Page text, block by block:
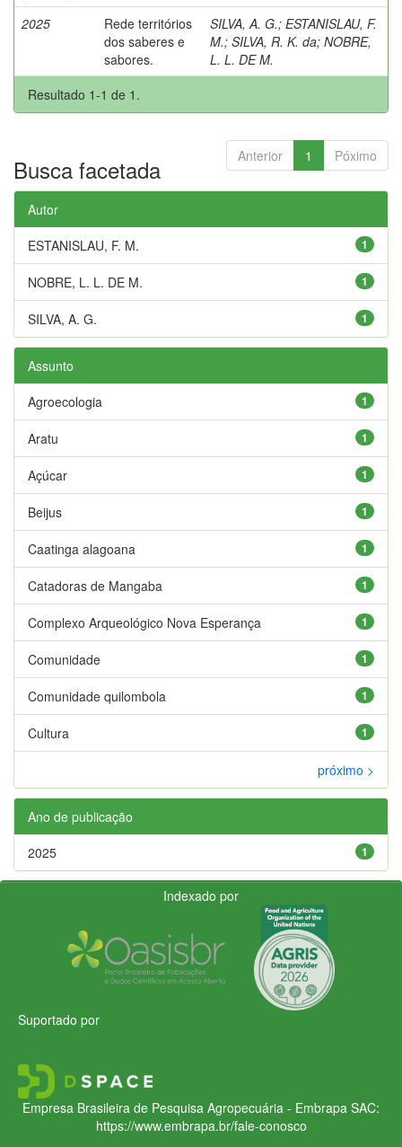
2025
Rede territórios
dos saberes e
sabores.
SILVA, A. G.; ESTANISLAU, F.
M.; SILVA, R. K. da; NOBRE,
L. L. DE M.
Resultado 1-1 de 1.
Anterior 1 Póximo
Busca facetada
Autor
1
ESTANISLAU, F. M.
1
NOBRE, L. L. DE M.
1
SILVA, A. G.
Assunto
1
Agroecologia
1
Aratu
1
Açúcar
1
Beijus
1
Caatinga alagoana
1
Catadoras de Mangaba
1
Complexo Arqueológico Nova Esperança
1
Comunidade
1
Comunidade quilombola
1
Cultura
próximo >
Ano de publicação
1
2025
Indexado por
Suportado por
Empresa Brasileira de Pesquisa Agropecuária - Embrapa SAC:
https://www.embrapa.br/fale-conosco